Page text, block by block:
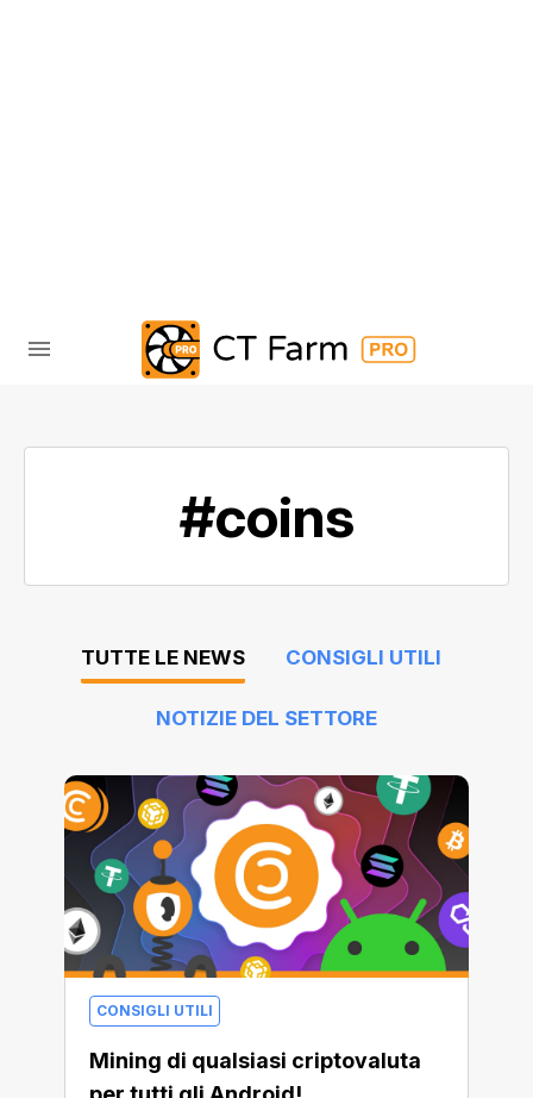
#coins
TUTTE LE NEWS CONSIGLI UTILI
NOTIZIE DEL SETTORE
CONSIGLI UTILI
Mining di qualsiasi criptovaluta